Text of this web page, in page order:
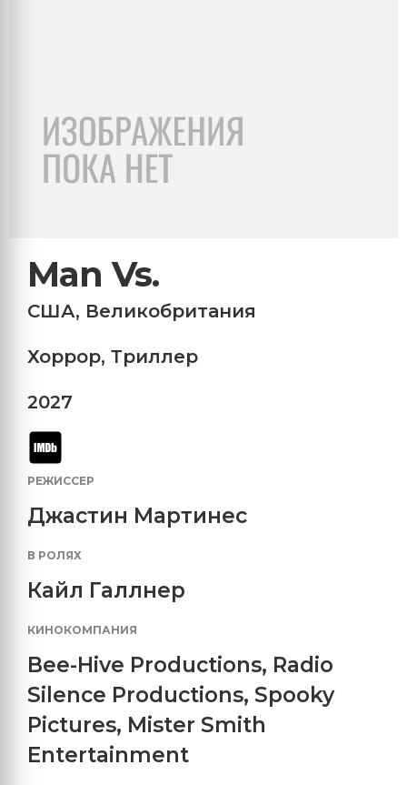
Man Vs.
США, Великобритания
Хоррор, Триллер
2027
РЕЖИССЕР
Джастин Мартинес
В РОЛЯХ
Кайл Галлнер
КИНОКОМПАНИЯ
Bee-Hive Productions, Radio
Silence Productions, Spooky
Pictures, Mister Smith
Entertainment